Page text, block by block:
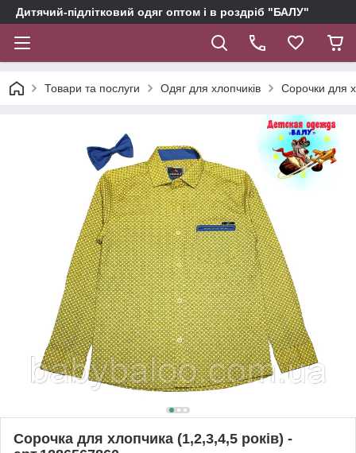
Дитячий-підлітковий одяг оптом і в роздріб "БАЛУ"
Товари та послуги Одяг для хлопчиків Сорочки для
Сорочка для хлопчика (1,2,3,4,5 років) -